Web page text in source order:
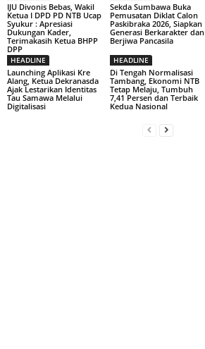
IJU Divonis Bebas, Wakil
Ketua I DPD PD NTB Ucap
Syukur : Apresiasi
Dukungan Kader,
Terimakasih Ketua BHPP
DPP
Sekda Sumbawa Buka
Pemusatan Diklat Calon
Paskibraka 2026, Siapkan
Generasi Berkarakter dan
Berjiwa Pancasila
HEADLINE
Launching Aplikasi Kre
Alang, Ketua Dekranasda
Ajak Lestarikan Identitas
Tau Samawa Melalui
Digitalisasi
HEADLINE
Di Tengah Normalisasi
Tambang, Ekonomi NTB
Tetap Melaju, Tumbuh
7,41 Persen dan Terbaik
Kedua Nasional